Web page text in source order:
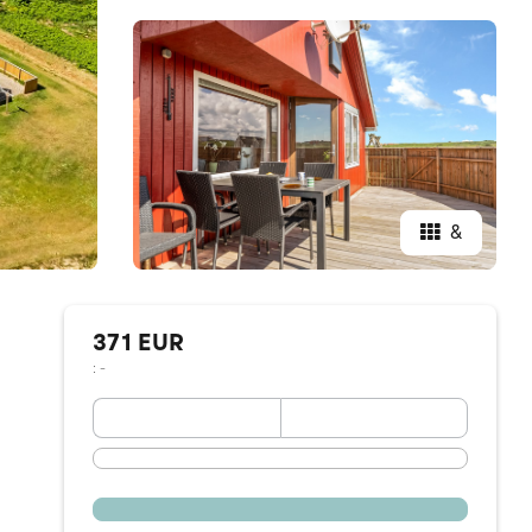
&
371 EUR
: -